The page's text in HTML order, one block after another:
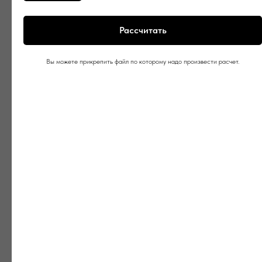
Рассчитать
Вы можете прикрепить файл по которому надо произвести расчет.